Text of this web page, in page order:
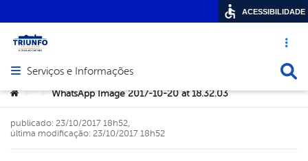
Acesso
Abrir menu principal de navegação
Serviços e Informações
Você está aqui:
> > WhatsApp Image 2017-10-20 at 18.32.03
publicado: 23/10/2017 18h52,
última modificação: 23/10/2017 18h52
ACESSIBILIDADE